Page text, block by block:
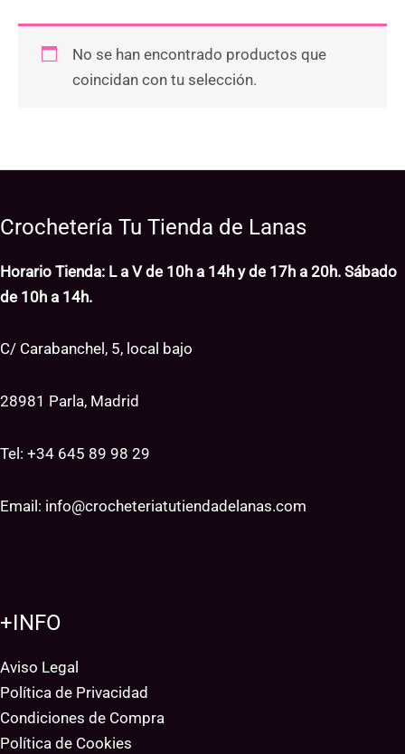
No se han encontrado productos que
coincidan con tu selección.
Crochetería Tu Tienda de Lanas
Horario Tienda: L a V de 10h a 14h y de 17h a 20h. Sábado
de 10h a 14h.
C/ Carabanchel, 5, local bajo
28981 Parla, Madrid
Tel: +34 645 89 98 29
Email: info@crocheteriatutiendadelanas.com
+INFO
Aviso Legal
Política de Privacidad
Condiciones de Compra
Política de Cookies